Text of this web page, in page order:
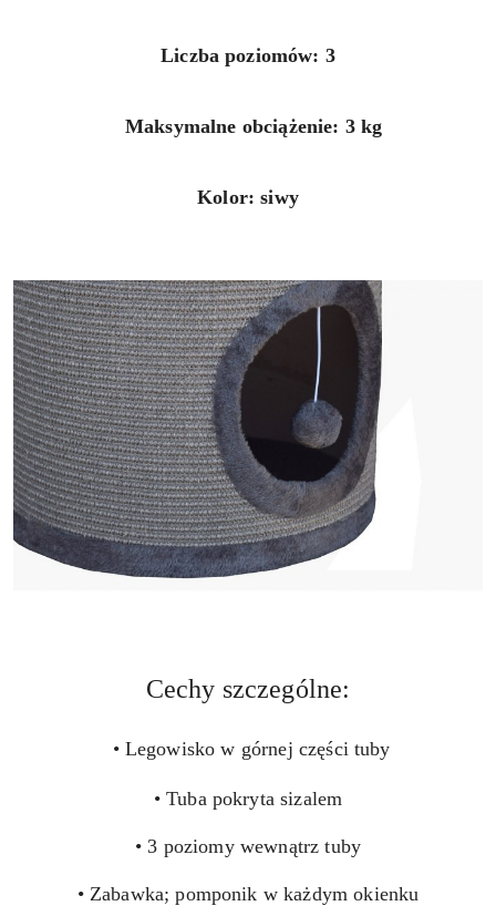
Liczba poziomów: 3
Maksymalne obciążenie: 3 kg
Kolor: siwy
Cechy szczególne:
• Legowisko w górnej części tuby
• Tuba pokryta sizalem
• 3 poziomy wewnątrz tuby
• Zabawka; pomponik w każdym okienku